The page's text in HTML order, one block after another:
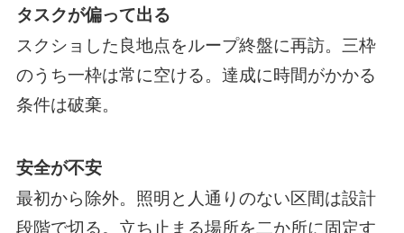
タスクが偏って出る
スクショした良地点をループ終盤に再訪。三枠
のうち一枠は常に空ける。達成に時間がかかる
条件は破棄。
安全が不安
最初から除外。照明と人通りのない区間は設計
段階で切る。立ち止まる場所を二か所に固定す